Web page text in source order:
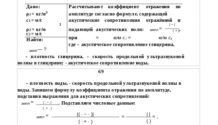
Дано: Рассчитывают коэффициент отражения по
ρ1 = кг/м3
амплитуде согласно формуле, содержащей
с1 = м/с акустические сопротивления отражённой
и
ρ2= кг/м
3 | − |
падающей акустических волн: ампл= ,
( + )
с2= м/с
при = кг⁄м с; = кг⁄м с,
Найти: ∙
∙
ампл— ?
где – акустическое сопротивление глицерина,
– плотность глицерина, – скорость продольной ультразвуковой
волны в глицерине; - акустическое сопротивление воды,
69
– плотность воды, - скорость продольной ультразвуковой волны в
воды. Запишем формулу коэффициента отражения по амплитуде,
подставив выражения для акустических сопротивлений:
ампл= |∙−∙ . Подставляем числовые данные:
(∙ + ∙ )
ампл = |( ∙ − ∙ )| = | | = ,
( )
( ∙ + ∙ )